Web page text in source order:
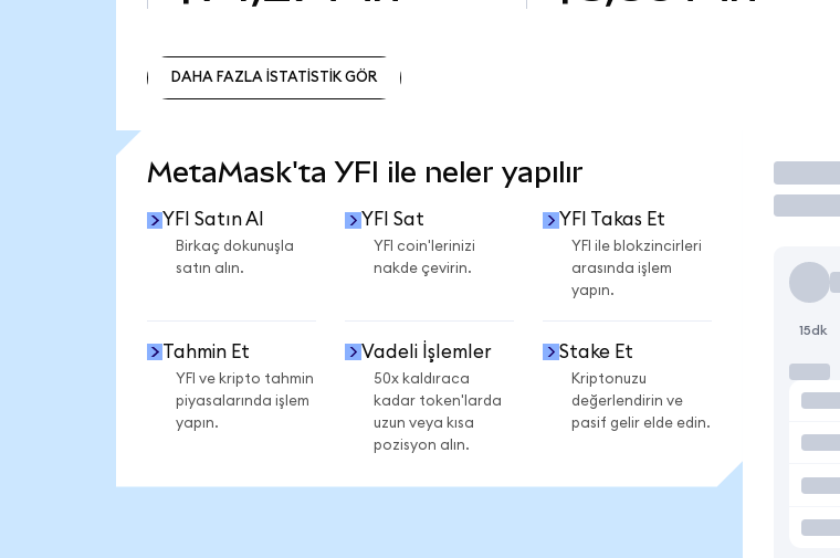
DAHA FAZLA İSTATİSTİK GÖR
MetaMask'ta YFI ile neler yapılır
YFI Satın Al
Birkaç dokunuşla
satın alın.
YFI Sat
YFI coin'lerinizi
nakde çevirin.
YFI Takas Et
YFI ile blokzincirleri
arasında işlem
yapın.
Tahmin Et
YFI ve kripto tahmin
piyasalarında işlem
yapın.
Vadeli İşlemler
50x kaldıraca
kadar token'larda
uzun veya kısa
pozisyon alın.
Stake Et
Kriptonuzu
değerlendirin ve
pasif gelir elde edin.
15dk